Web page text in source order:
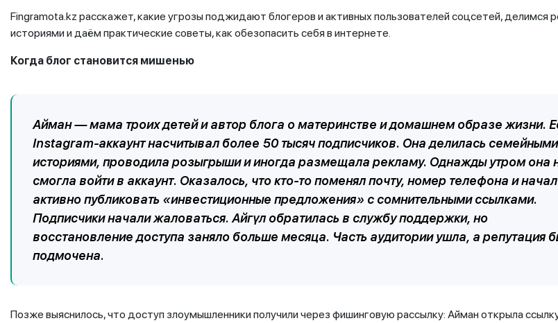
Fingramota.kz расскажет, какие угрозы поджидают блогеров и активных пользователей соцсетей, делимся
историями и даём практические советы, как обезопасить себя в интернете.
Когда блог становится мишенью
Айман — мама троих детей и автор блога о материнстве и домашнем образе жизни.
Instagram-аккаунт насчитывал более 50 тысяч подписчиков. Она делилась семейными
историями, проводила розыгрыши и иногда размещала рекламу. Однажды утром она
смогла войти в аккаунт. Оказалось, что кто-то поменял почту, номер телефона и начал
активно публиковать «инвестиционные предложения» с сомнительными ссылками.
Подписчики начали жаловаться. Айгүл обратилась в службу поддержки, но
восстановление доступа заняло больше месяца. Часть аудитории ушла, а репутация
подмочена.
Позже выяснилось, что доступ злоумышленники получили через фишинговую рассылку: Айман открыла